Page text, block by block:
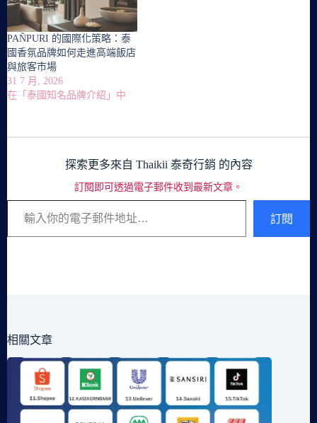
PAÑPURI 的國際化策略：泰
國香氛品牌如何走進高端飯店
與旅客市場
31 7 月, 2026
在「泰國知名品牌介紹」中
探索更多來自 Thaikii 泰奇行銷 的內容
訂閱即可透過電子郵件收到最新文章。
輸入你的電子郵件地址…
訂閱
相關文章